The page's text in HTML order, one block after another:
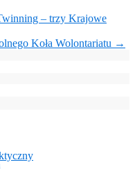
– trzy Krajowe
Koła Wolontariatu →